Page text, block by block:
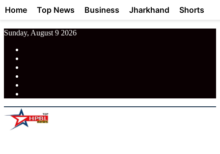
Sunday, August 9 2026
Home Top News Business Jharkhand Shorts